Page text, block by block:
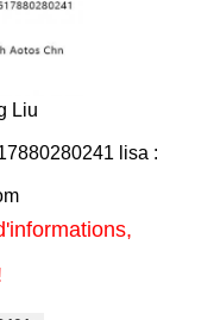
Liu
lisa :